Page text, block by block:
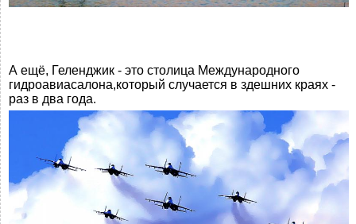
А ещё, Геленджик - это столица Международного
гидроавиасалона,который случается в здешних краях -
раз в два года.